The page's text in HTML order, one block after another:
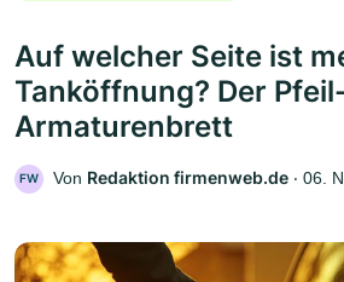
Auf welcher Seite ist
Tanköffnung? Der
Armaturenbrett
FW Von Redaktion firmenweb.de ‧ 06.